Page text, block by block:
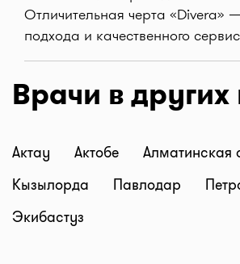
Отличительная черта «Divera»
подхода и качественного
Врачи в
Актау Актобе Алматинская
Кызылорда
Павлодар
Экибастуз